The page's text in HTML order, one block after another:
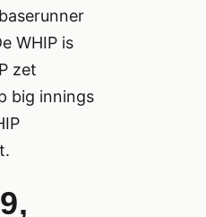
WHIP is
zet
big innings